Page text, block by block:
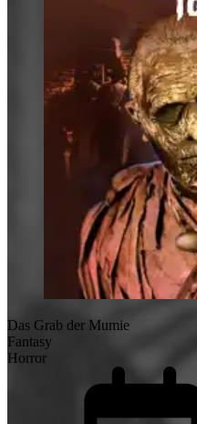
Das Grab der Mumie
Fantasy
Horror